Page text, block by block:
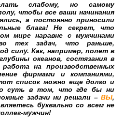
слабому, но самому
чтобы все ваши начинания
а постоянно приносили
блага! Не секрет, что
мире наравне с мужчинами
тех задач, что раньше,
силу. Как, например, полет в
океанов, состязания в
на производственных
фирмами и компаниями,
список можно еще долго и
суть в том, что где бы ни
задачи ни решали – ВЫ,
буквально со всем не
мужчин!